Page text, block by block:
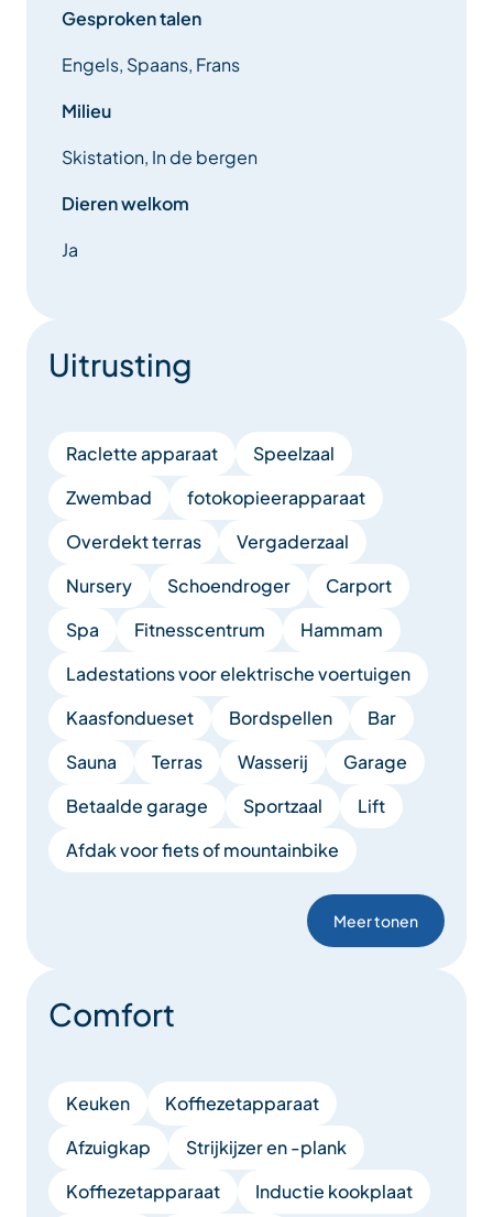
Gesproken talen
Engels, Spaans, Frans
Milieu
Skistation, In de bergen
Dieren welkom
Ja
Uitrusting
Raclette apparaat
Speelzaal
Zwembad
fotokopieerapparaat
Overdekt terras
Vergaderzaal
Nursery
Schoendroger
Carport
Spa
Fitnesscentrum
Hammam
Ladestations voor elektrische voertuigen
Kaasfondueset
Bordspellen
Bar
Sauna
Terras Wasserij
Garage
Betaalde garage
Sportzaal
Lift
Afdak voor fiets of mountainbike
Meer tonen
Comfort
Keuken
Koffiezetapparaat
Afzuigkap
Strijkijzer en -plank
Koffiezetapparaat
Inductie kookplaat